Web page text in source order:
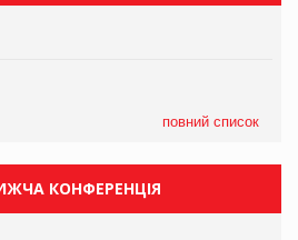
повний список
КОНФЕРЕНЦІЯ